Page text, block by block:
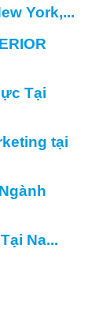
York,...
Tại
tại
Na...